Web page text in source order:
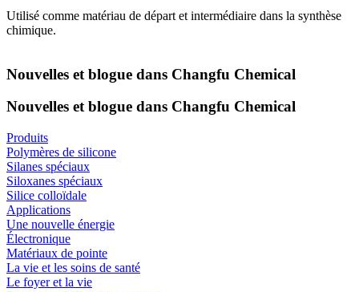
Utilisé comme matériau de départ et intermédiaire dans la synthèse
chimique.
Nouvelles et blogue dans Changfu Chemical
Nouvelles et blogue dans Changfu Chemical
Produits
Polymères de silicone
Silanes spéciaux
Siloxanes spéciaux
Silice colloïdale
Applications
Une nouvelle énergie
Électronique
Matériaux de pointe
La vie et les soins de santé
Le foyer et la vie